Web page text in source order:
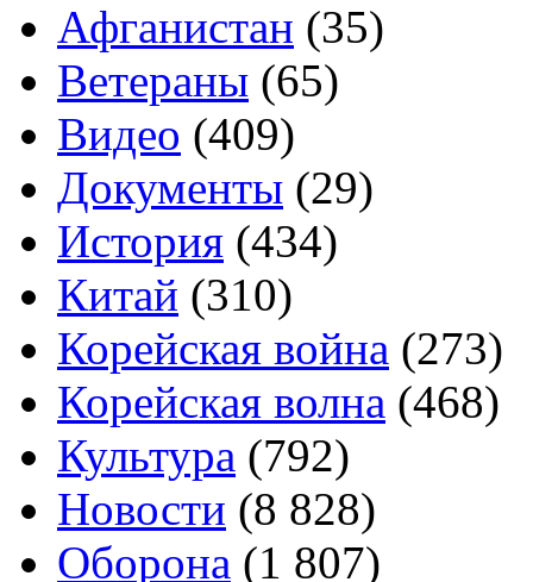
Афганистан (35)
Ветераны (65)
Видео (409)
Документы (29)
История (434)
Китай (310)
Корейская война (273)
Корейская волна (468)
Культура (792)
Новости (8 828)
Оборона (1 807)